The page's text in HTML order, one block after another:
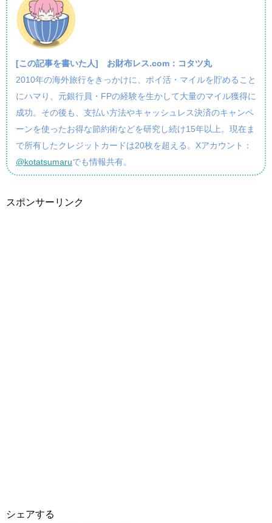
[この記事を書いた人] お財布レス.com：コタツ丸
2010年の海外旅行をきっかけに、ポイ活・マイルを貯めること
にハマり、元銀行員・FPの経験を生かして大量のマイル獲得に
成功。その後も、支払い方法やキャッシュレス決済のキャンペ
ーンを使ったお得な節約術などを研究し続け15年以上。現在ま
で所有したクレジットカードは20枚を超える。Xアカウント：
@kotatsumaruでも情報共有。
スポンサーリンク
シェアする